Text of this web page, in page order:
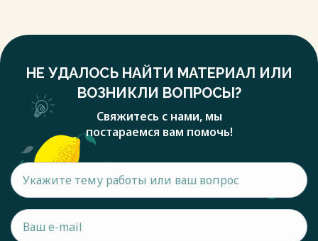
НЕ УДАЛОСЬ НАЙТИ МАТЕРИАЛ ИЛИ
ВОЗНИКЛИ ВОПРОСЫ?
Свяжитесь с нами, мы
постараемся вам помочь!